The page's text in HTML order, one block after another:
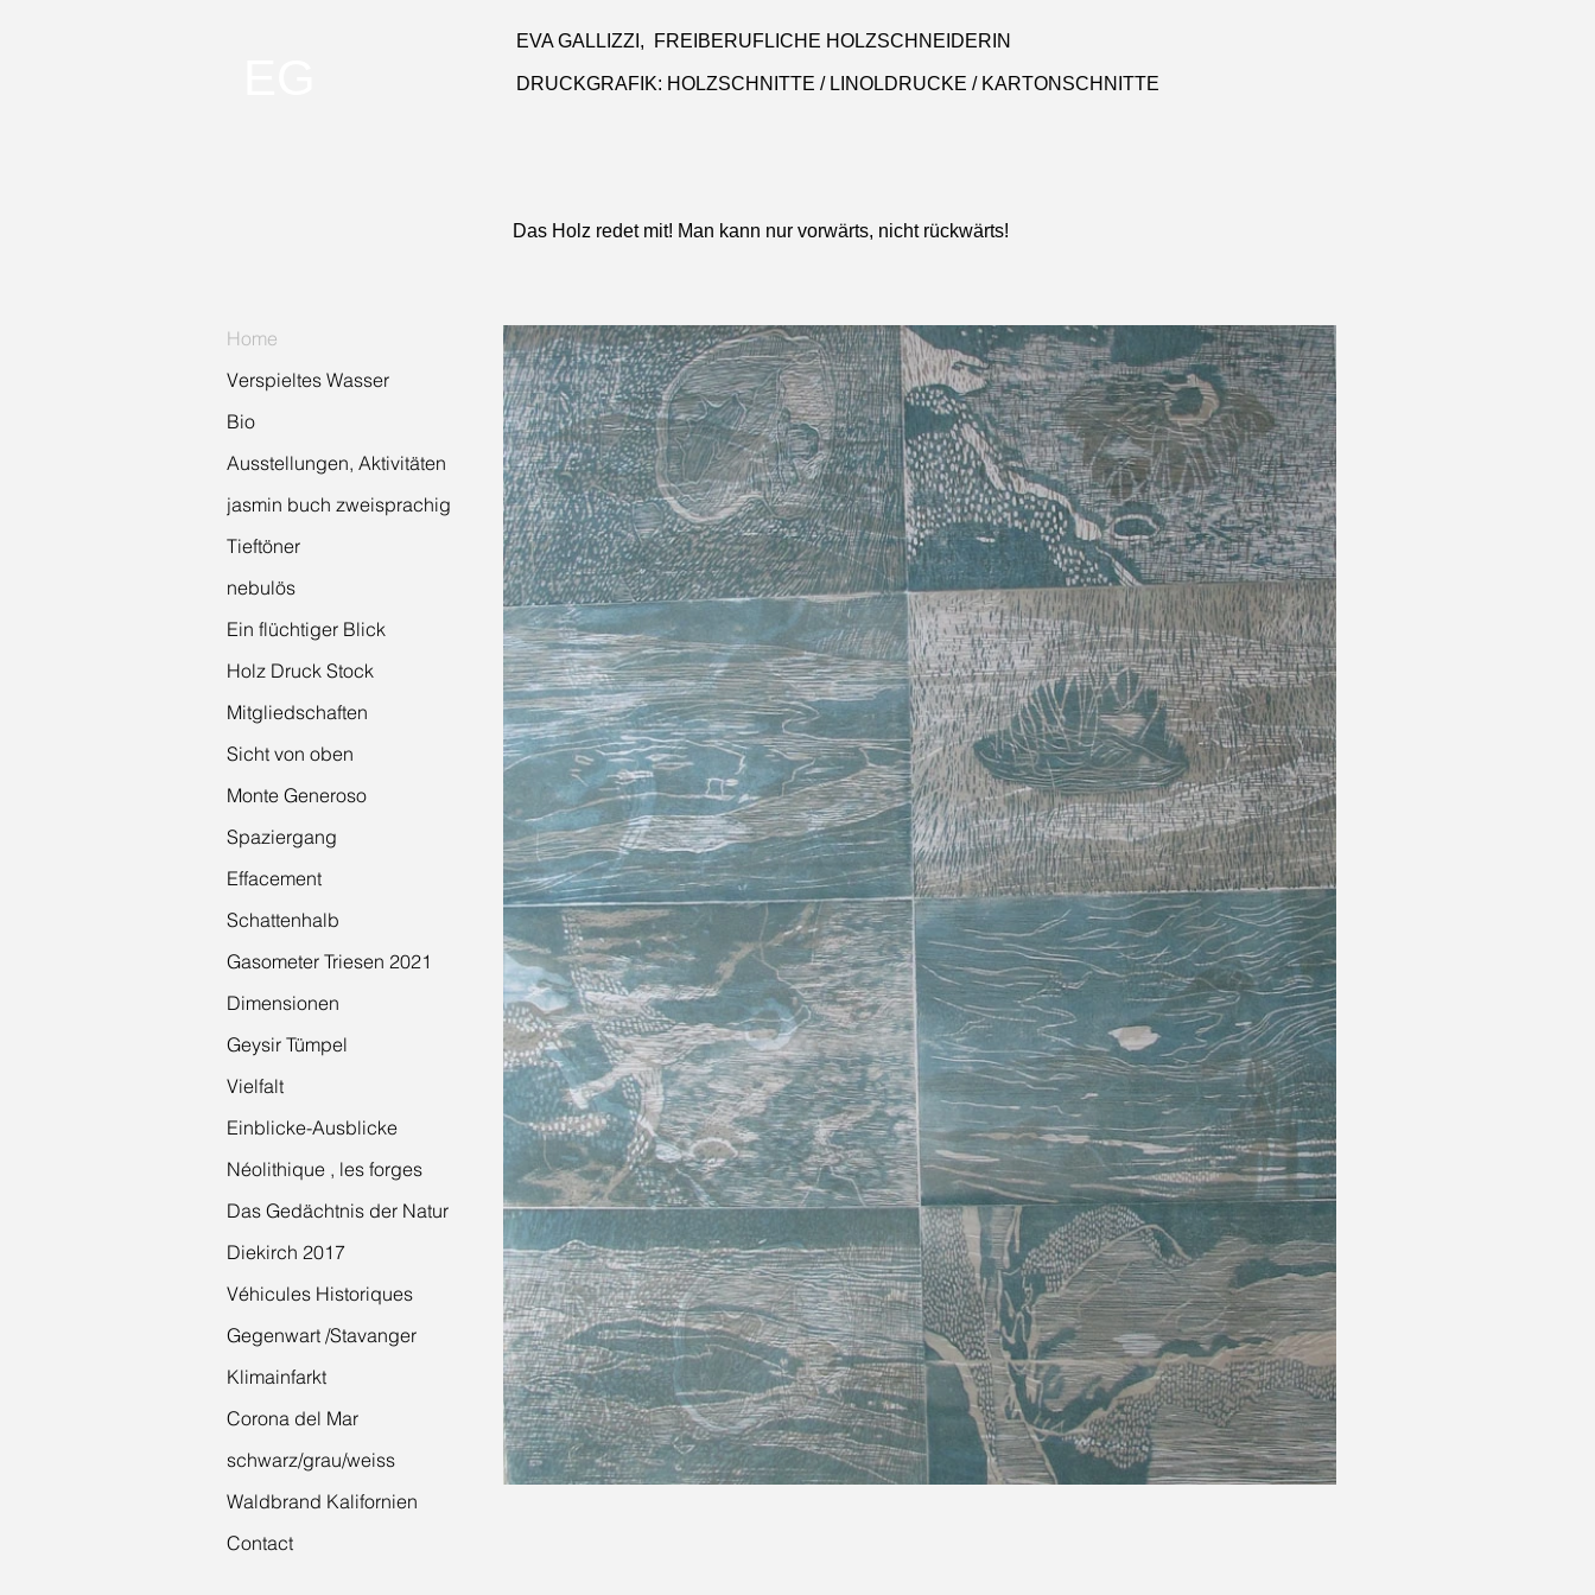
EVA GALLIZZI, FREIBERUFLICHE HOLZSCHNEIDERIN
​DRUCKGRAFIK: HOLZSCHNITTE / LINOLDRUCKE / KARTONSCHNITTE
Das Holz redet mit! Man kann nur vorwärts, nicht rückwärts!
Home
Verspieltes Wasser
Bio
Ausstellungen, Aktivitäten
jasmin buch zweisprachig
Tieftöner
nebulös
Ein flüchtiger Blick
Holz Druck Stock
Mitgliedschaften
Sicht von oben
Monte Generoso
Spaziergang
Effacement
Schattenhalb
Gasometer Triesen 2021
Dimensionen
Geysir Tümpel
Vielfalt
Einblicke-Ausblicke
Néolithique , les forges
Das Gedächtnis der Natur
Diekirch 2017
Véhicules Historiques
Gegenwart /Stavanger
Klimainfarkt
Corona del Mar
schwarz/grau/weiss
Waldbrand Kalifornien
Contact